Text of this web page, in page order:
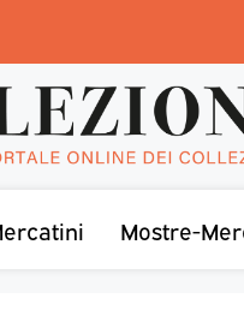
Mostre-